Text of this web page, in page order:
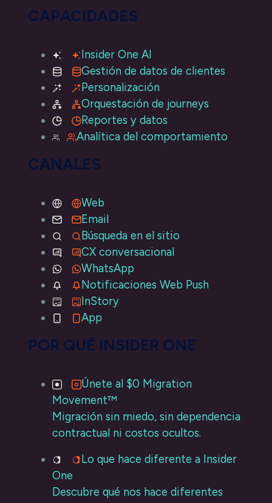
CAPACIDADES
Insider One AI
Gestión de datos de clientes
Personalización
Orquestación de journeys
Reportes y datos
Analítica del comportamiento
CANALES
Web
Email
Búsqueda en el sitio
CX conversacional
WhatsApp
Notificaciones Web Push
InStory
App
POR QUÉ INSIDER ONE
Únete al $0 Migration
Movement™
Migración sin miedo, sin dependencia
contractual ni costos ocultos.
Lo que hace diferente a Insider
One
Descubre qué nos hace diferentes